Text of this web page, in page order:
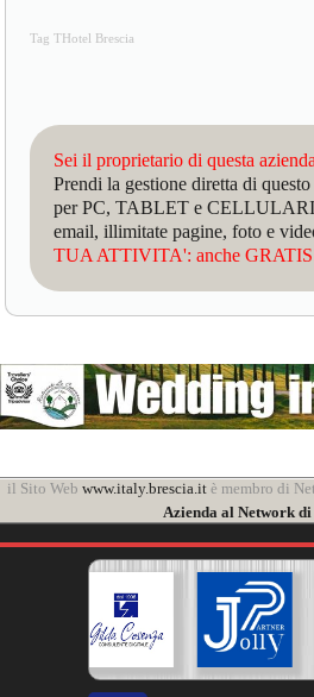
Tag THotel Brescia
Sei il proprietario di questa
Prendi la gestione diretta di
per PC, TABLET e
email, illimitate pagine, foto e
TUA ATTIVITA': anche
il Sito Web www.italy.brescia.itè membro di
Azienda al Network